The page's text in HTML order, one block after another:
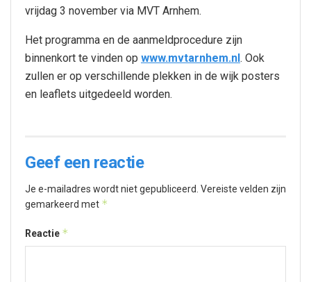
vrijdag 3 november via MVT Arnhem.
Het programma en de aanmeldprocedure zijn
binnenkort te vinden op www.mvtarnhem.nl. Ook
zullen er op verschillende plekken in de wijk posters
en leaflets uitgedeeld worden.
Geef een reactie
Je e-mailadres wordt niet gepubliceerd. Vereiste velden zijn
gemarkeerd met *
Reactie *